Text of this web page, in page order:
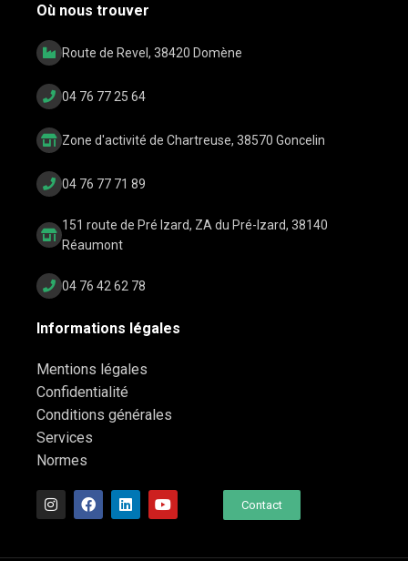
Où nous trouver
Route de Revel, 38420 Domène
04 76 77 25 64
Zone d'activité de Chartreuse, 38570 Goncelin
04 76 77 71 89
151 route de Pré Izard, ZA du Pré-Izard, 38140
Réaumont
04 76 42 62 78
Informations légales
Mentions légales
Confidentialité
Conditions générales
Services
Normes
Contact